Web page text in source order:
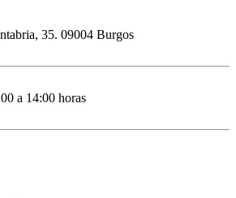
35. 09004 Burgos
a 14:00 horas